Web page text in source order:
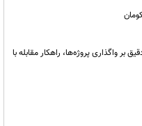
بر واگذاری پروژه‌ها، راهکار مقابله با